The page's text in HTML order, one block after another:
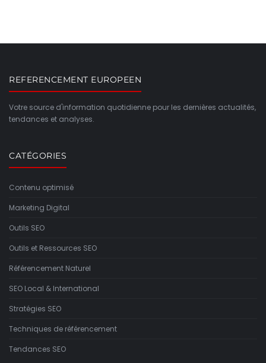
REFERENCEMENT EUROPEEN
Votre source d'information quotidienne pour les dernières actualités,
tendances et analyses.
CATÉGORIES
Contenu optimisé
Marketing Digital
Outils SEO
Outils et Ressources SEO
Référencement Naturel
SEO Local & International
Stratégies SEO
Techniques de référencement
Tendances SEO